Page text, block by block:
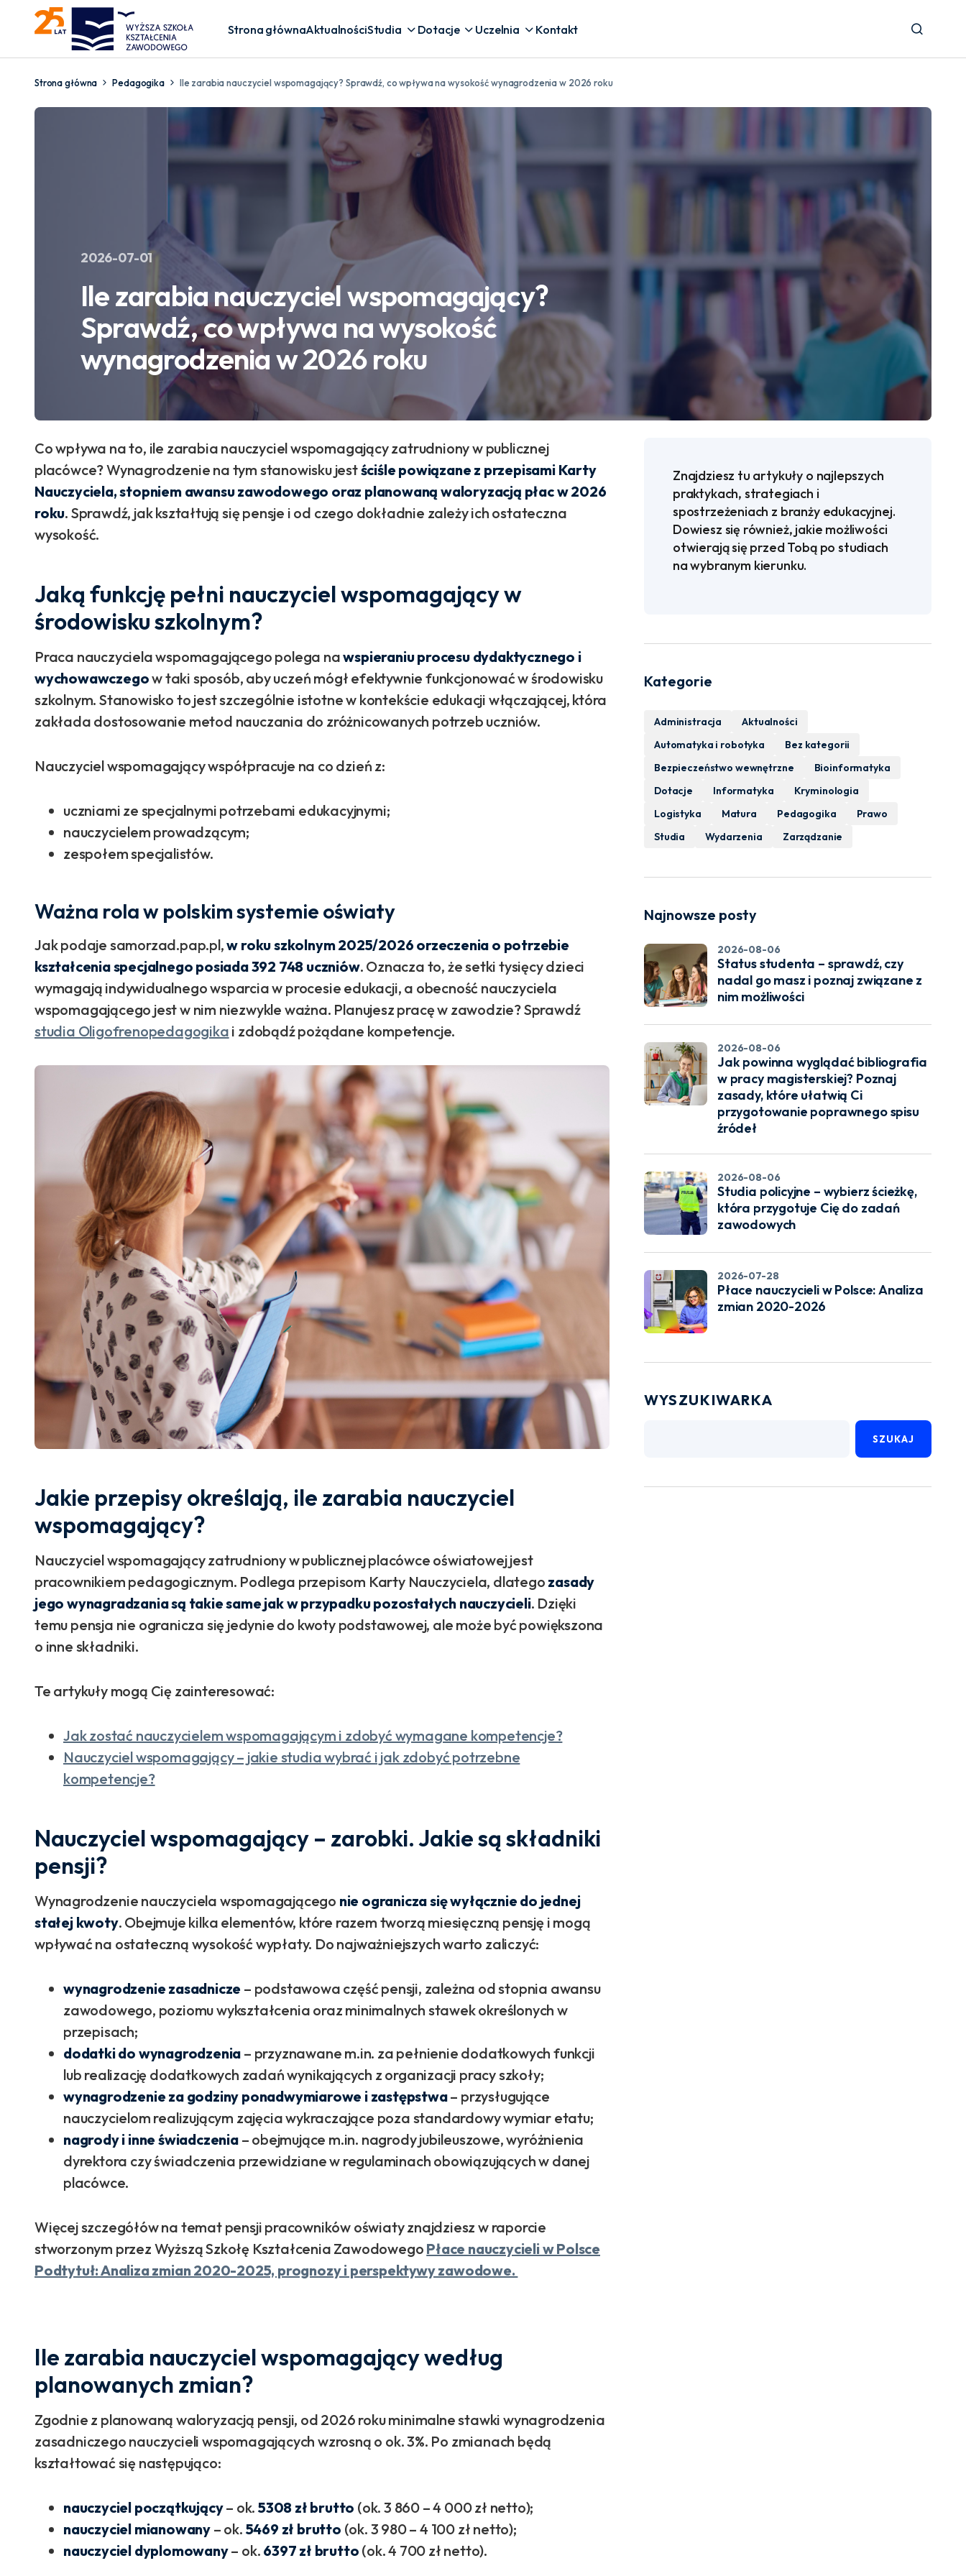
Strona głównaAktualnościStudia Dotacje Uczelnia Kontakt
Strona główna Pedagogika Ile zarabia nauczyciel wspomagający? Sprawdź, co wpływa na wysokość wynagrodzenia w 2026 roku
2026-07-01
Ile zarabia nauczyciel wspomagający?
Sprawdź, co wpływa na wysokość
wynagrodzenia w 2026 roku
Co wpływa na to, ile zarabia nauczyciel wspomagający zatrudniony w publicznej
placówce? Wynagrodzenie na tym stanowisku jestściśle powiązane z przepisami Karty
Nauczyciela, stopniem awansu zawodowego oraz planowaną waloryzacją płac w 2026
roku. Sprawdź, jak kształtują się pensje i od czego dokładnie zależy ich ostateczna
wysokość.
Jaką funkcję pełni nauczyciel wspomagający w
środowisku szkolnym?
Praca nauczyciela wspomagającego polega nawspieraniu procesu dydaktycznego i
wychowawczegow taki sposób, aby uczeń mógł efektywnie funkcjonować w środowisku
szkolnym. Stanowisko to jest szczególnie istotne w kontekście edukacji włączającej, która
zakłada dostosowanie metod nauczania do zróżnicowanych potrzeb uczniów.
Nauczyciel wspomagający współpracuje na co dzień z:
uczniami ze specjalnymi potrzebami edukacyjnymi;
nauczycielem prowadzącym;
zespołem specjalistów.
Ważna rola w polskim systemie oświaty
Jak podaje samorzad.pap.pl,w roku szkolnym 2025/2026 orzeczenia o potrzebie
kształcenia specjalnego posiada 392 748 uczniów. Oznacza to, że setki tysięcy dzieci
wymagają indywidualnego wsparcia w procesie edukacji, a obecność nauczyciela
wspomagającego jest w nim niezwykle ważna. Planujesz pracę w zawodzie? Sprawdź
studia Oligofrenopedagogika i zdobądź pożądane kompetencje.
Jakie przepisy określają, ile zarabia nauczyciel
wspomagający?
Nauczyciel wspomagający zatrudniony w publicznej placówce oświatowej jest
pracownikiem pedagogicznym. Podlega przepisom Karty Nauczyciela, dlatego zasady
jego wynagradzania są takie same jak w przypadku pozostałych nauczycieli. Dzięki
temu pensja nie ogranicza się jedynie do kwoty podstawowej, ale może być powiększona
o inne składniki.
Te artykuły mogą Cię zainteresować:
Jak zostać nauczycielem wspomagającym i zdobyć wymagane kompetencje?
Nauczyciel wspomagający – jakie studia wybrać i jak zdobyć potrzebne
kompetencje?
Nauczyciel wspomagający – zarobki. Jakie są składniki
pensji?
Wynagrodzenie nauczyciela wspomagającego nie ogranicza się wyłącznie do jednej
stałej kwoty. Obejmuje kilka elementów, które razem tworzą miesięczną pensję i mogą
wpływać na ostateczną wysokość wypłaty. Do najważniejszych warto zaliczyć:
wynagrodzenie zasadnicze – podstawowa część pensji, zależna od stopnia awansu
zawodowego, poziomu wykształcenia oraz minimalnych stawek określonych w
przepisach;
dodatki do wynagrodzenia – przyznawane m.in. za pełnienie dodatkowych funkcji
lub realizację dodatkowych zadań wynikających z organizacji pracy szkoły;
wynagrodzenie za godziny ponadwymiarowe i zastępstwa– przysługujące
nauczycielom realizującym zajęcia wykraczające poza standardowy wymiar etatu;
nagrody i inne świadczenia– obejmujące m.in. nagrody jubileuszowe, wyróżnienia
dyrektora czy świadczenia przewidziane w regulaminach obowiązujących w danej
placówce.
Więcej szczegółów na temat pensji pracowników oświaty znajdziesz w raporcie
stworzonym przez Wyższą Szkołę Kształcenia Zawodowego Płace nauczycieli w Polsce
Podtytuł: Analiza zmian 2020-2025, prognozy i perspektywy zawodowe.
Ile zarabia nauczyciel wspomagający według
planowanych zmian?
Zgodnie z planowaną waloryzacją pensji, od 2026 roku minimalne stawki wynagrodzenia
zasadniczego nauczycieli wspomagających wzrosną o ok. 3%. Po zmianach będą
kształtować się następująco:
nauczyciel początkujący– ok.5308 zł brutto (ok. 3 860 – 4 000 zł netto);
nauczyciel mianowany – ok. 5469 zł brutto (ok. 3 980 – 4 100 zł netto);
nauczyciel dyplomowany– ok. 6397 zł brutto (ok. 4 700 zł netto).
Znajdziesz tu artykuły o najlepszych
praktykach, strategiach i
spostrzeżeniach z branży edukacyjnej.
Dowiesz się również, jakie możliwości
otwierają się przed Tobą po studiach
na wybranym kierunku.
Kategorie
Administracja
Aktualności
Automatyka i robotyka
Bez kategorii
Bezpieczeństwo wewnętrzne
Bioinformatyka
Dotacje
Informatyka
Kryminologia
Logistyka
Matura Pedagogika
Prawo
Studia
Wydarzenia Zarządzanie
Najnowsze posty
Status studenta – sprawdź, czy
nadal go masz i poznaj związane z
nim możliwości
2026-08-06
Jak powinna wyglądać bibliografia
w pracy magisterskiej? Poznaj
zasady, które ułatwią Ci
przygotowanie poprawnego spisu
źródeł
2026-08-06
Studia policyjne – wybierz ścieżkę,
która przygotuje Cię do zadań
zawodowych
2026-08-06
Płace nauczycieli w Polsce: Analiza
zmian 2020-2026
2026-07-28
WYSZUKIWARKA
SZUKAJ